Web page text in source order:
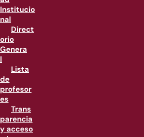
Institucio
nal
Direct
orio
Genera
l
Lista
de
profesor
es
Trans
parencia
y acceso